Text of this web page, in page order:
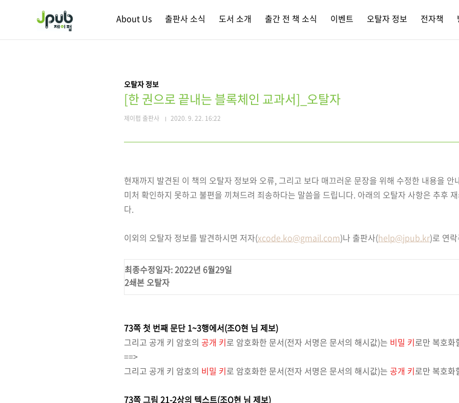
About Us 출판사 소식 도서 소개 출간 전 책 소식 이벤트 오탈자 정보 전자책
오탈자 정보
[한 권으로 끝내는 블록체인 교과서]_오탈자
제이펍 출판사 2020. 9. 22. 16:22
현재까지 발견된 이 책의 오탈자 정보와 오류, 그리고 보다 매끄러운 문장을 위해 수정한 내용을 안
미처 확인하지 못하고 불편을 끼쳐드려 죄송하다는 말씀을 드립니다. 아래의 오탈자 사항은 추후
다.
이외의 오탈자 정보를 발견하시면 저자(xcode.ko@gmail.com)나 출판사(help@jpub.kr)로 연
최종수정일자: 2022년 6월29일
2쇄본 오탈자
73쪽 첫 번째 문단 1~3행에서(조O현 님 제보)
그리고 공개 키 암호의 공개 키로 암호화한 문서(전자 서명은 문서의 해시값)는 비밀 키로만 복호화
==>
그리고 공개 키 암호의 비밀 키로 암호화한 문서(전자 서명은 문서의 해시값)는 공개 키로만 복호화
73쪽 그림 21-2상의 텍스트(조O현 님 제보)